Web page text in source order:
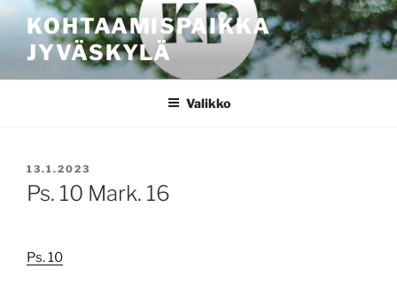
sisältöönKOHTAAMISPAIKKA
JYVÄSKYLÄ
Valikko
JULKAISTU
13.1.2023
Ps. 10 Mark. 16
Ps. 10